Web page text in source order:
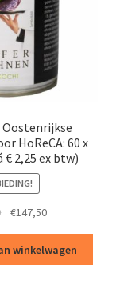
Oostenrijkse
HoReCA: 60 x
2,25 ex btw)
Oorspronkelijke
was:
€177,00.
€147,50Huidige
is:
€147,50.
winkelwagen